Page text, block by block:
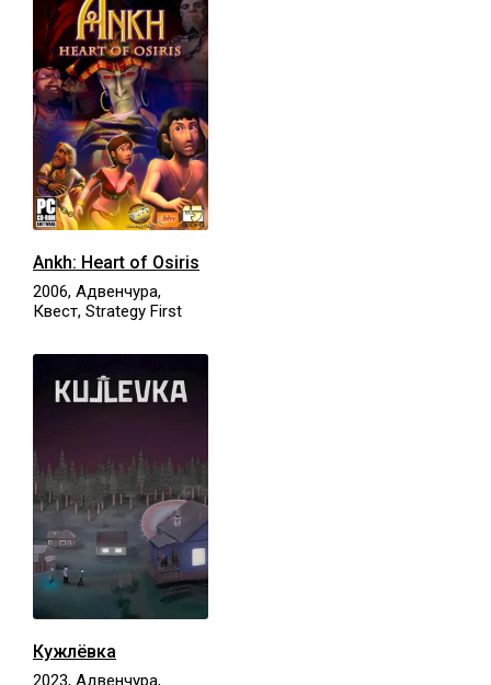
Ankh: Heart of Osiris
2006, Адвенчура,
Квест, Strategy First
Кужлёвка
2023, Адвенчура,